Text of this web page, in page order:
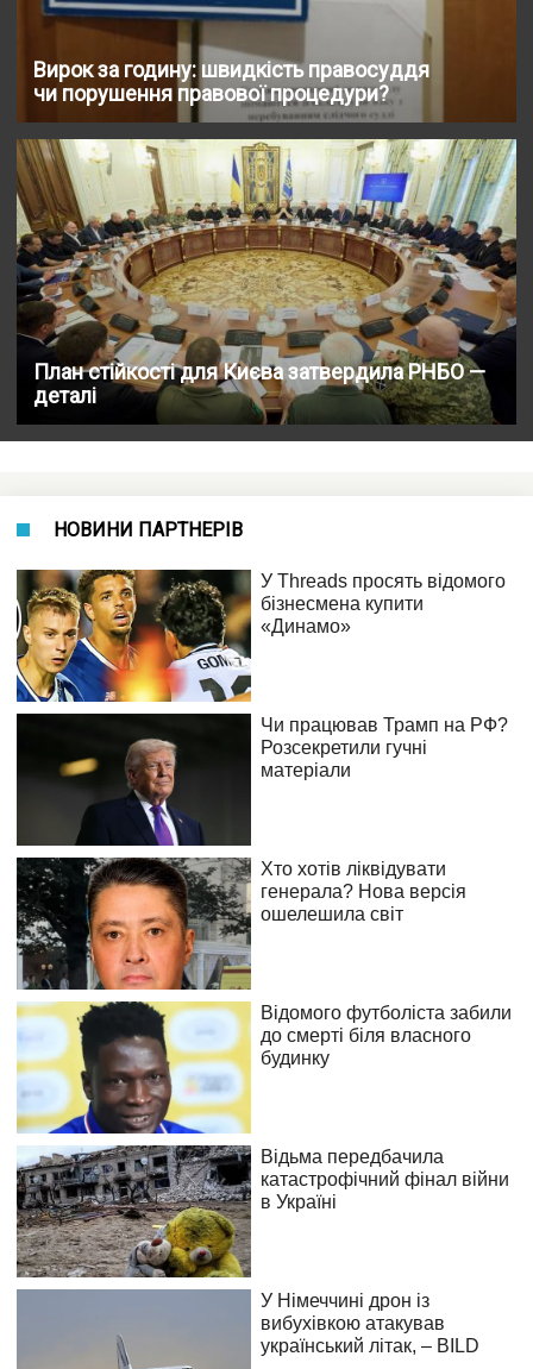
Вирок за годину: швидкість правосуддя
чи порушення правової процедури?
План стійкості для Києва затвердила РНБО —
деталі
НОВИНИ ПАРТНЕРІВ